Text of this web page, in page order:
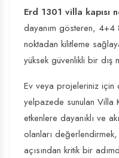
Erd 1301 villa kapısı
dayanım gösteren, 4+4
noktadan kilitleme
yüksek güvenlikli bir dış
Ev veya projeleriniz
yelpazede sunulan Villa
etkenlere dayanıklı ve
olanları
açısından kritik bir